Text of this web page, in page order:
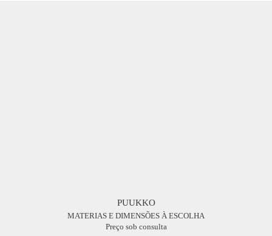
PUUKKO
MATERIAS E DIMENSÕES À ESCOLHA
Preço sob consulta